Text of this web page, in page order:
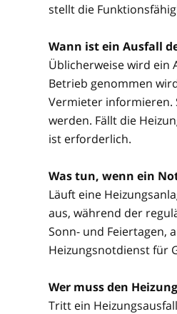
stellt die
Wann ist ein Ausfall
Üblicherweise wird ein
Betrieb genommen
Vermieter informieren.
werden. Fällt die
ist erforderlich.
Was tun, wenn ein
Läuft eine
aus, während der
Sonn- und Feiertagen,
Heizungsnotdienst für
Wer muss den
Tritt ein